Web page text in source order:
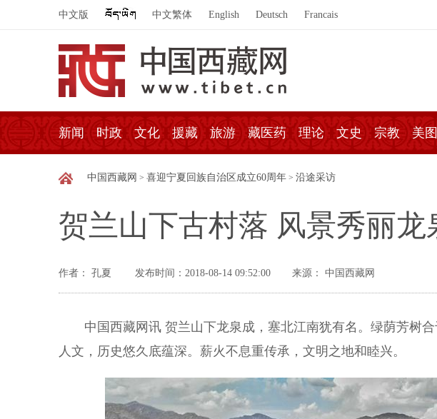
中文版 中文繁体 English Deutsch Francais
新闻 时政 文化 援藏 旅游 藏医药 理论 文史 宗教 美图
中国西藏网 > 喜迎宁夏回族自治区成立60周年 > 沿途采访
贺兰山下古村落 风景秀丽龙
作者： 孔夏 发布时间：2018-08-14 09:52:00 来源： 中国西藏网
中国西藏网讯 贺兰山下龙泉成，塞北江南犹有名。绿荫芳树
人文，历史悠久底蕴深。薪火不息重传承，文明之地和睦兴。